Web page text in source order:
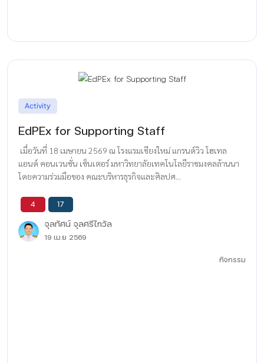
Activity
EdPEx for Supporting Staff
เมื่อวันที่ 18 เมษายน 2569 ณ โรงแรมเชียงใหม่ แกรนด์วิว โฮเทล
แอนด์ คอนเวนชั่น เซ็นเตอร์ มหาวิทยาลัยเทคโนโลยีราชมงคลล้านนา
โดยความร่วมมือของ คณะบริหารธุรกิจและศิลปศ...
4 17
จุลทัศน์ จุลศรีไกวัล
19 เม.ย 2569
กิจกรรม